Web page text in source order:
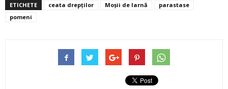
ETICHETE ceata drepților Moșii de Iarnă
parastase
pomeni